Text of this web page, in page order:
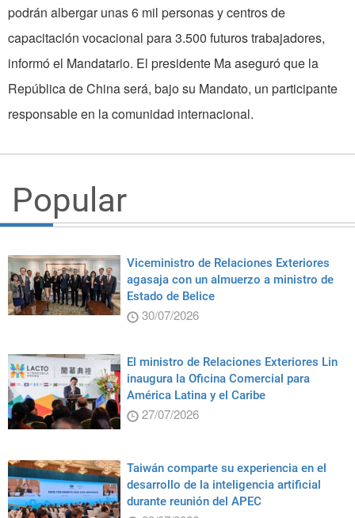
podrán albergar unas 6 mil personas y centros de
capacitación vocacional para 3.500 futuros trabajadores,
informó el Mandatario. El presidente Ma aseguró que la
RepúblicadeChinaserá, bajo su Mandato, un participante
responsable en la comunidad internacional.
Popular
Viceministro de Relaciones Exteriores
agasaja con un almuerzo a ministro de
Estado de Belice
30/07/2026
El ministro de Relaciones Exteriores Lin
inaugura la Oficina Comercial para
América Latina y el Caribe
27/07/2026
Taiwán comparte su experiencia en el
desarrollo de la inteligencia artificial
durante reunión del APEC